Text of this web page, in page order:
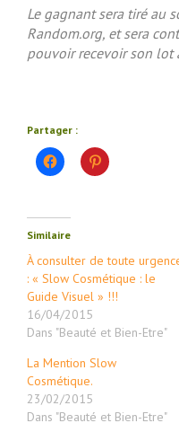
Le gagnant sera tiré au
Random.org, et sera
pouvoir recevoir son lot
Partager :
Cliquez
pour
dans
une
nouvelle
fenêtre)
Cliquez
pour
Similaire
À consulter de toute
: « Slow Cosmétique : le
Guide Visuel » !!!
16/04/2015
Dans "Beauté et Bien-Etre"
La Mention Slow
Cosmétique.
23/02/2015
Dans "Beauté et Bien-Etre"